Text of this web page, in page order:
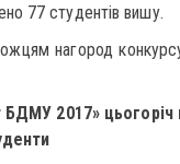
77 студентів вишу.
нагород
БДМУ 2017»